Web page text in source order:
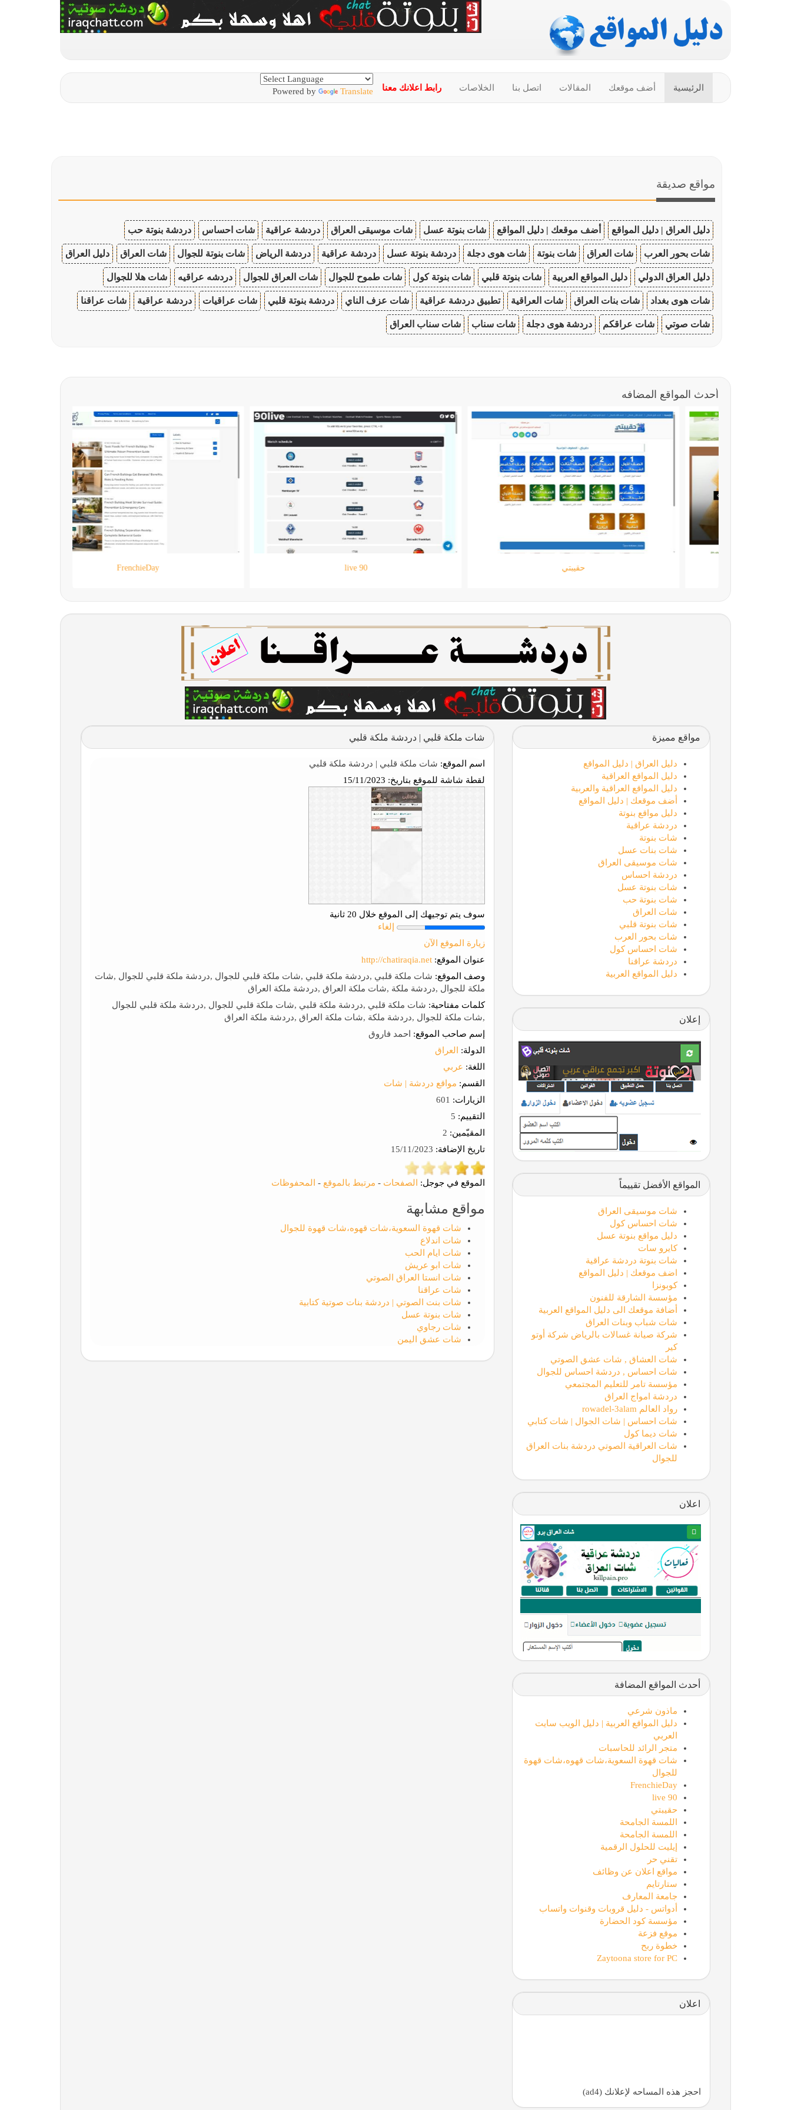
الرئيسية أضف موقعك المقالات اتصل بنا الخلاصات رابط اعلانك معنا Powered by Translate
مواقع صديقة
دليل العراق | دليل المواقع أضف موقعك | دليل المواقع شات بنوتة عسل شات موسيقى العراق دردشة عراقية شات احساس دردشة بنوتة حب
شات بحور العرب شات العراق شات بنوتة شات هوى دجلة دردشة بنوتة عسل دردشة عراقية دردشة الرياض شات بنوتة للجوال شات العراق دليل العراق
دليل العراق الدولي دليل المواقع العربية شات بنوتة قلبي شات بنوتة كول شات طموح للجوال شات العراق للجوال دردشه عراقيه شات هلا للجوال
شات هوى بغداد شات بنات العراق شات العراقية تطبيق دردشة عراقية شات عزف الناي دردشة بنوتة قلبي شات عراقيات دردشة عراقية شات عراقنا
شات صوتي شات عراقكم دردشة هوى دجلة شات سناب شات سناب العراق
أحدث المواقع المضافه
شات ملكة قلبي | دردشة ملكة قلبي
اسم الموقع: شات ملكة قلبي | دردشة ملكة قلبي
لقطة شاشة للموقع بتاريخ:
سوف يتم توجيهك إلى الموقع خلال 20 ثانية
إلغاء
زيارة الموقع الآن
عنوان الموقع: http://chatiraqia.net
وصف الموقع: شات ملكة قلبي ,دردشة ملكة قلبي ,شات ملكة قلبي للجوال ,دردشة ملكة قلبي للجوال ,شات
ملكة للجوال ,دردشة ملكة ,شات ملكة العراق ,دردشة ملكة العراق
كلمات مفتاحية: شات ملكة قلبي ,دردشة ملكة قلبي ,شات ملكة قلبي للجوال ,دردشة ملكة قلبي للجوال
,شات ملكة للجوال ,دردشة ملكة ,شات ملكة العراق ,دردشة ملكة العراق
إسم صاحب الموقع: احمد فاروق
الدولة:
العراق
اللغة: عربي
القسم: مواقع دردشة | شات
الزيارات:
التقييم:
المقيّمين:
تاريخ الإضافة:
الموقع في جوجل: الصفحات - مرتبط بالموقع - المحفوظات
مواقع مشابهة
شات قهوة السعوية،شات قهوه،شات قهوة للجوال
شات اندلاع
شات ايام الحب
شات ابو عريش
شات انستا العراق الصوتي
شات عراقنا
شات بنت الصوتي | دردشة بنات صوتية كتابية
شات بنوتة عسل
شات رجاوي
شات عشق اليمن
مواقع مميزة
دليل العراق | دليل المواقع
دليل المواقع العراقية
دليل المواقع العراقية والعربية
أضف موقعك | دليل المواقع
دليل مواقع بنوتة
دردشة عراقية
شات بنوتة
شات بنات عسل
شات موسيقى العراق
دردشة احساس
شات بنوتة عسل
شات بنوتة حب
شات العراق
شات بنوتة قلبي
شات بحور العرب
شات احساس كول
دردشة عراقنا
دليل المواقع العربية
إعلان
المواقع الأفضل تقييماً
شات موسيقى العراق
شات احساس كول
دليل مواقع بنوتة عسل
كايرو سات
شات بنوتة دردشة عراقية
اضف موقعك | دليل المواقع
كوبونزا
مؤسسة الشارقة للفنون
أضافة موقعك الى دليل المواقع العربية
شات شباب وبنات العراق
شركة صيانة غسالات بالرياض شركة أوتو
كير
شات العشاق , شات عشق الصوتي
شات احساس , دردشة احساس للجوال
مؤسسة تامر للتعليم المجتمعي
دردشة امواج العراق
رواد العالم rowadel-3alam
شات احساس | شات الجوال | شات كتابي
شات ديما كول
شات العراقية الصوتي دردشة بنات العراق
للجوال
اعلان
أحدث المواقع المضافة
ماذون شرعي
دليل المواقع العربية | دليل الويب سايت
العربي
متجر الرائد للحاسبات
شات قهوة السعوية،شات قهوه،شات قهوة
للجوال
FrenchieDay
90 live
حقيبتي
اللمسة الجامحة
اللمسة الجامحة
إيليت للحلول الرقمية
تقني حر
مواقع اعلان عن وظائف
ستارتايم
جامعة المعارف
أدواتس - دليل قروبات وقنوات واتساب
مؤسسة كود الحضارة
موقع فزعة
خطوة ربح
Zaytoona store for PC
اعلان
احجز هذه المساحه لإعلانك (ad4)